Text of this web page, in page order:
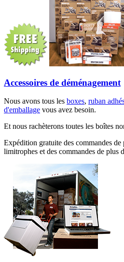
Accessoires de déménagement
Nous avons tous les boxes, ruban
d'emballage vous avez besoin.
Et nous rachèterons toutes les boîtes
Expédition gratuite des commandes de
limitrophes et des commandes de plus